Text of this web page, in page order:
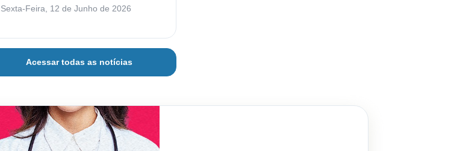
Sexta-Feira, 12 de Junho de 2026
Acessar todas as notícias